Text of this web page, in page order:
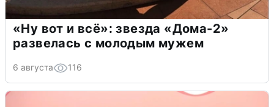
«Ну вот и всё»: звезда «Дома-2»
развелась с молодым мужем
6 августа 116